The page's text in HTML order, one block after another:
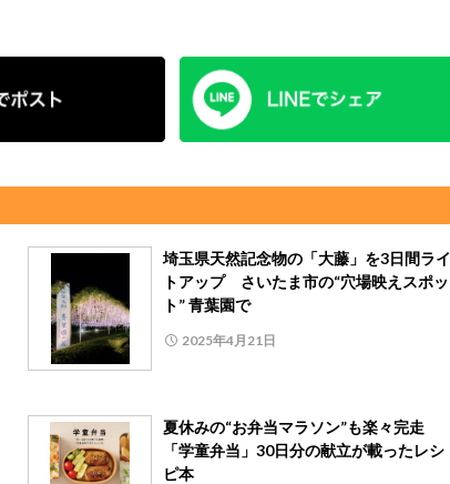
埼玉県天然記念物の「大藤」を3日間ライ
トアップ さいたま市の“穴場映えスポッ
ト” 青葉園で
2025年4月21日
夏休みの“お弁当マラソン”も楽々完走
「学童弁当」30日分の献立が載ったレシ
ピ本